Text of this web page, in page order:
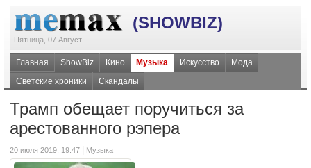
(SHOWBIZ)
Пятница, 07 Август
Главная ShowBiz Кино Музыка Искусство
Мода
Светские хроники
Скандалы
Трамп обещает поручиться за
арестованного рэпера
20 июля 2019, 19:47 Музыка